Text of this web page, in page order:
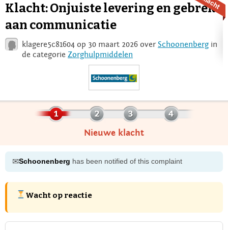
Voor Bedrijven
Login
Klacht: Onjuiste levering en gebrek
aan communicatie
klagere5c81604 op 30 maart 2026 over Schoonenberg in
de categorie Zorghulpmiddelen
Nieuwe klacht
✉Schoonenberg has been notified of this complaint
Wacht op reactie